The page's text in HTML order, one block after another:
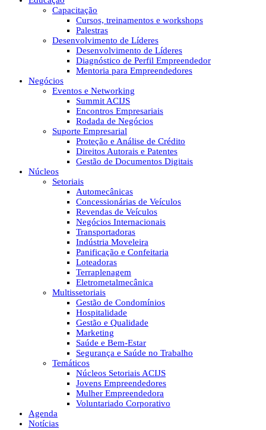
Capacitação
Cursos, treinamentos e workshops
Palestras
Desenvolvimento de Líderes
Desenvolvimento de Líderes
Diagnóstico de Perfil Empreendedor
Mentoria para Empreendedores
Negócios
Eventos e Networking
Summit ACIJS
Encontros Empresariais
Rodada de Negócios
Suporte Empresarial
Proteção e Análise de Crédito
Direitos Autorais e Patentes
Gestão de Documentos Digitais
Núcleos
Setoriais
Automecânicas
Concessionárias de Veículos
Revendas de Veículos
Negócios Internacionais
Transportadoras
Indústria Moveleira
Panificação e Confeitaria
Loteadoras
Terraplenagem
Eletrometalmecânica
Multissetoriais
Gestão de Condomínios
Hospitalidade
Gestão e Qualidade
Marketing
Saúde e Bem-Estar
Segurança e Saúde no Trabalho
Temáticos
Núcleos Setoriais ACIJS
Jovens Empreendedores
Mulher Empreendedora
Voluntariado Corporativo
Agenda
Notícias